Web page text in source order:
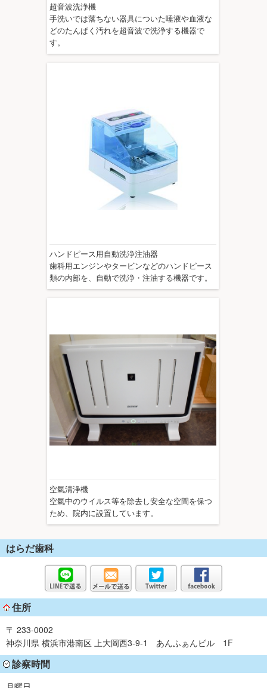
超音波洗浄機
手洗いでは落ちない器具についた唾液や血液な
どのたんぱく汚れを超音波で洗浄する機器で
す。
ハンドピース用自動洗浄注油器
歯科用エンジンやタービンなどのハンドピース
類の内部を、自動で洗浄・注油する機器です。
空氣清浄機
空氣中のウイルス等を除去し安全な空間を保つ
ため、院内に設置しています。
はらだ歯科
住所
〒 233-0002
神奈川県 横浜市港南区 上大岡西3-9-1 あんふぁんビル 1F
診察時間